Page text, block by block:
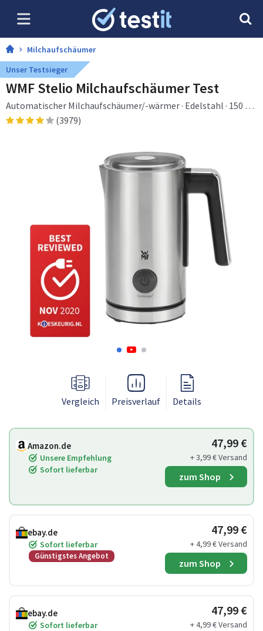
Milchaufschäumer
Unser Testsieger
WMF Stelio Milchaufschäumer Test
Automatischer Milchaufschäumer/-wärmer · Edelstahl · 150 ml
· 0,25 l · Edelstahl
(3979)
Vergleich Preisverlauf Details
Amazon.de
Unsere Empfehlung
Sofort lieferbar
47,99 €
+ 3,99 € Versand
zum Shop
ebay.de
Sofort lieferbar
Günstigstes Angebot
47,99 €
+ 4,99 € Versand
zum Shop
ebay.de
Sofort lieferbar
47,99 €
+ 4,99 € Versand